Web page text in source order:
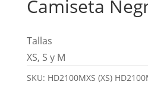
Camiseta
Tallas
XS, S y M
SKU: HD2100MXS (XS)